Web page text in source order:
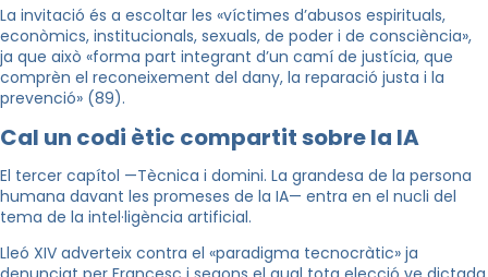
La invitació és a escoltar les «víctimes d’abusos espirituals,
econòmics, institucionals, sexuals, de poder i de consciència»,
ja que això «forma part integrant d’un camí de justícia, que
comprèn el reconeixement del dany, la reparació justa i la
prevenció» (89).
Cal un codi ètic compartit sobre la IA
El tercer capítol —Tècnica i domini. La grandesa de la persona
humana davant les promeses de la IA— entra en el nucli del
tema de la intel·ligència artificial.
Lleó XIV adverteix contra el «paradigma tecnocràtic» ja